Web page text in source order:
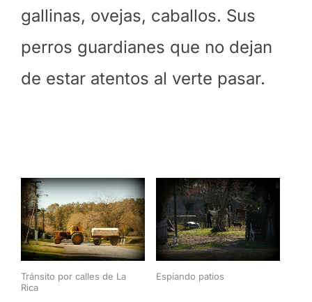
gallinas, ovejas, caballos. Sus
perros guardianes que no dejan
de estar atentos al verte pasar.
Tránsito por calles de La
Rica
Espiando patios